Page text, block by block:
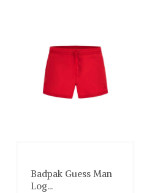
Badpak Guess Man
Log...